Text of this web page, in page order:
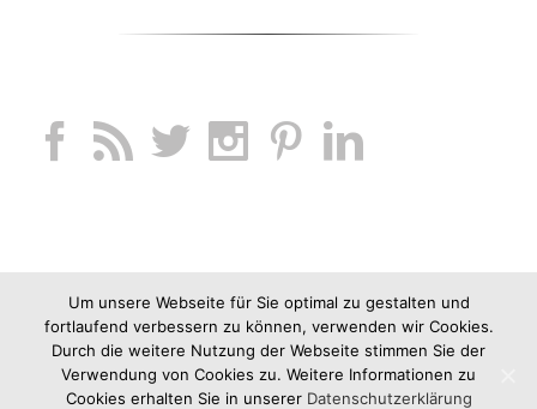
Um unsere Webseite für Sie optimal zu gestalten und
fortlaufend verbessern zu können, verwenden wir Cookies.
Durch die weitere Nutzung der Webseite stimmen Sie der
Verwendung von Cookies zu. Weitere Informationen zu
Cookies erhalten Sie in unserer Datenschutzerklärung